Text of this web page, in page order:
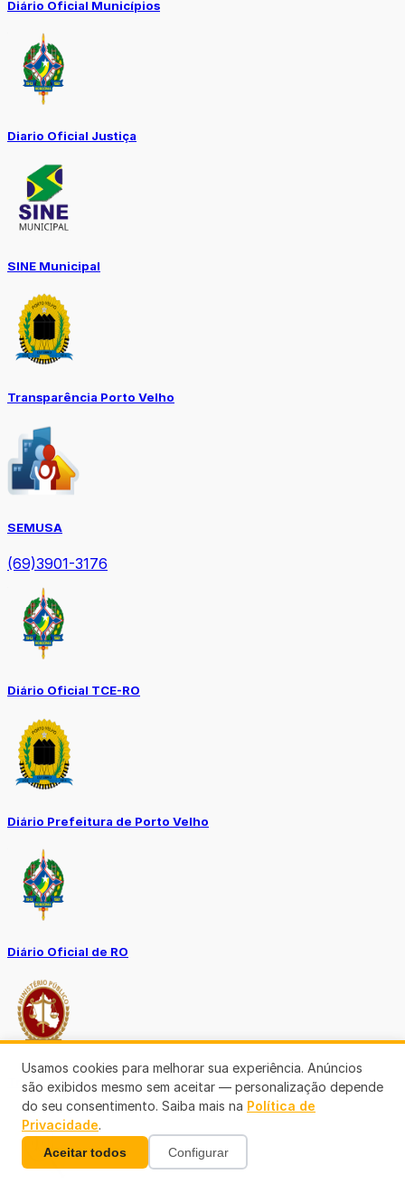
Diário Oficial Municípios
Diario Oficial Justiça
SINE Municipal
Transparência Porto Velho
SEMUSA
(69)3901-3176
Diário Oficial TCE-RO
Diário Prefeitura de Porto Velho
Diário Oficial de RO
Transparência RO
Usamos cookies para melhorar sua experiência. Anúncios
são exibidos mesmo sem aceitar — personalização depende
do seu consentimento. Saiba mais na Política de
Privacidade.
Aceitar todos Configurar